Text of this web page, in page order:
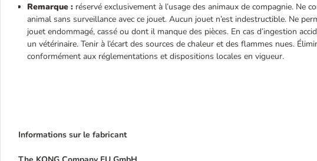
Remarque : réservé exclusivement à l’usage des animaux de compagnie. Ne
animal sans surveillance avec ce jouet. Aucun jouet n’est indestructible. Ne
jouet endommagé, cassé ou dont il manque des pièces. En cas d’ingestion
un vétérinaire. Tenir à l’écart des sources de chaleur et des flammes nues.
conformément aux réglementations et dispositions locales en vigueur.
Informations sur le fabricant